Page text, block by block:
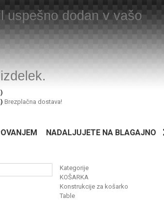
uspešno dodan v vašo
Brezplačna dostava!
NADALJUJETE NA BLAGAJNO
Kategorije
KOŠARKA
Konstrukcije za košarko
Table